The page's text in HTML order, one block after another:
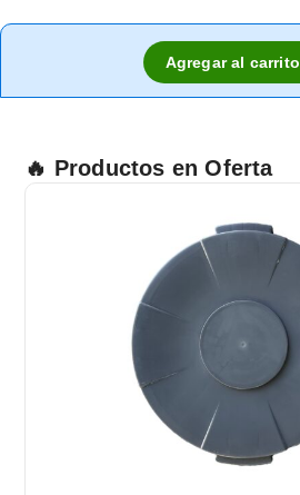
Agregar al carrito
🔥 Productos en Oferta